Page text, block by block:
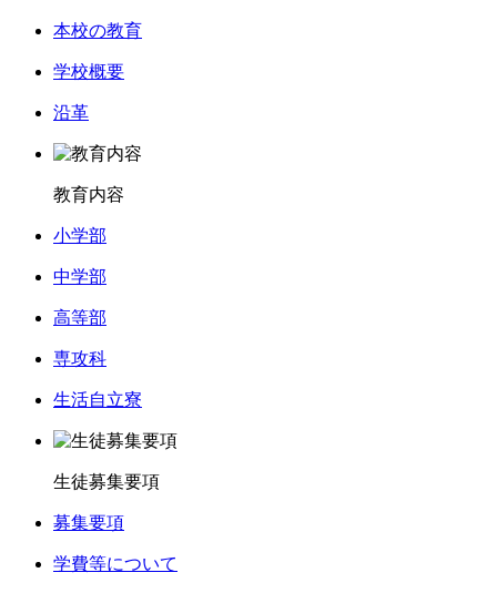
本校の教育
学校概要
沿革
教育内容
小学部
中学部
高等部
専攻科
生活自立寮
生徒募集要項
募集要項
学費等について